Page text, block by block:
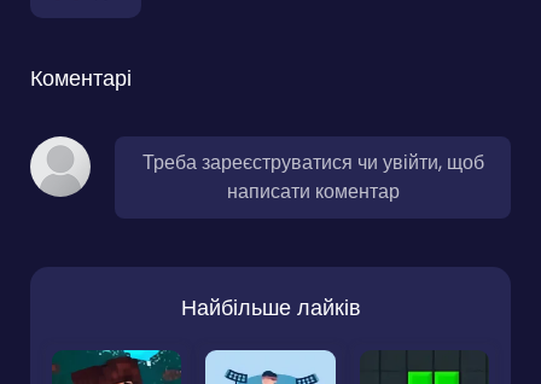
Коментарі
Треба зареєструватися чи увійти, щоб
написати коментар
Найбільше лайків